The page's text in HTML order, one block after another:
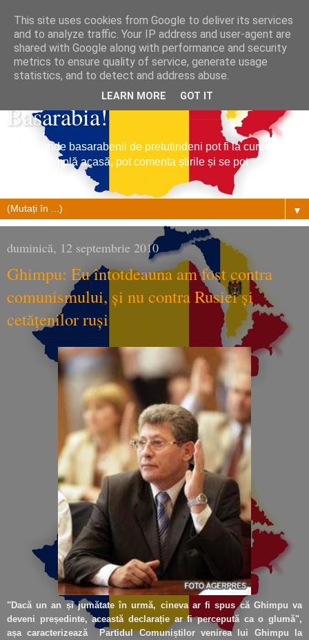
Tribuna Basarabiei, Stiri din
Basarabia!
Un loc unde basarabenii de pretutindeni pot fi la curent cu
ce se întâmplă acasă, pot comenta știrile și se pot
▼
duminică, 12 septembrie 2010
Ghimpu: Eu întotdeauna am fost contra
comunismului, și nu contra Rusiei și
cetățenilor ruși
"Dacă un an și jumătate în urmă, cineva ar fi spus că Ghimpu va
deveni președinte, această declarație ar fi percepută ca o glumă",
așa caracterizează Partidul Comuniștilor venirea lui Ghimpu la
This site uses cookies from Google to deliver its services
and to analyze traffic. Your IP address and user-agent are
shared with Google along with performance and security
metrics to ensure quality of service, generate usage
statistics, and to detect and address abuse.
LEARN MORE GOT IT